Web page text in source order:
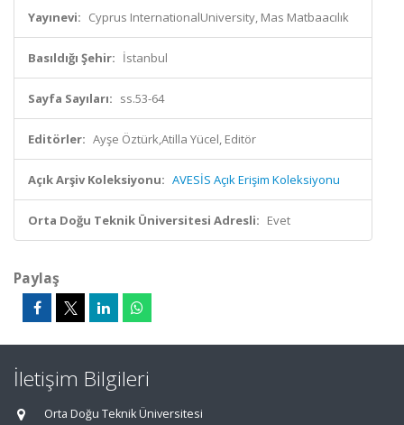
Yayınevi: Cyprus InternationalUniversity, Mas Matbaacılık
Basıldığı Şehir: İstanbul
Sayfa Sayıları: ss.53-64
Editörler: Ayşe Öztürk,Atilla Yücel, Editör
Açık Arşiv Koleksiyonu: AVESİS Açık Erişim Koleksiyonu
Orta Doğu Teknik Üniversitesi Adresli: Evet
Paylaş
İletişim Bilgileri
Orta Doğu Teknik Üniversitesi